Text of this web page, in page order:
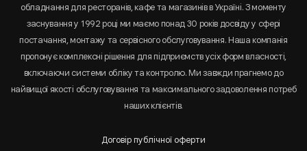
обладнання для ресторанів, кафе та магазинів в Україні. З моменту
заснування у 1992 році ми маємо понад 30 років досвіду у сфері
постачання, монтажу та сервісного обслуговування. Наша компанія
пропонує комплексні рішення для підприємств усіх форм власності,
включаючи системи обліку та контролю. Ми завжди прагнемо до
найвищої якості обслуговування та максимального задоволення потреб
наших клієнтів.
Договір публічної оферти